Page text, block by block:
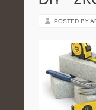
POSTED BY